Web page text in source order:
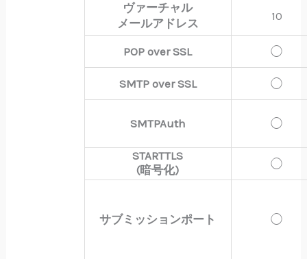
ヴァーチャル
メールアドレス
10
POP over SSL ◯
SMTP over SSL ◯
SMTPAuth ◯
STARTTLS
(暗号化)
◯
サブミッションポート ◯